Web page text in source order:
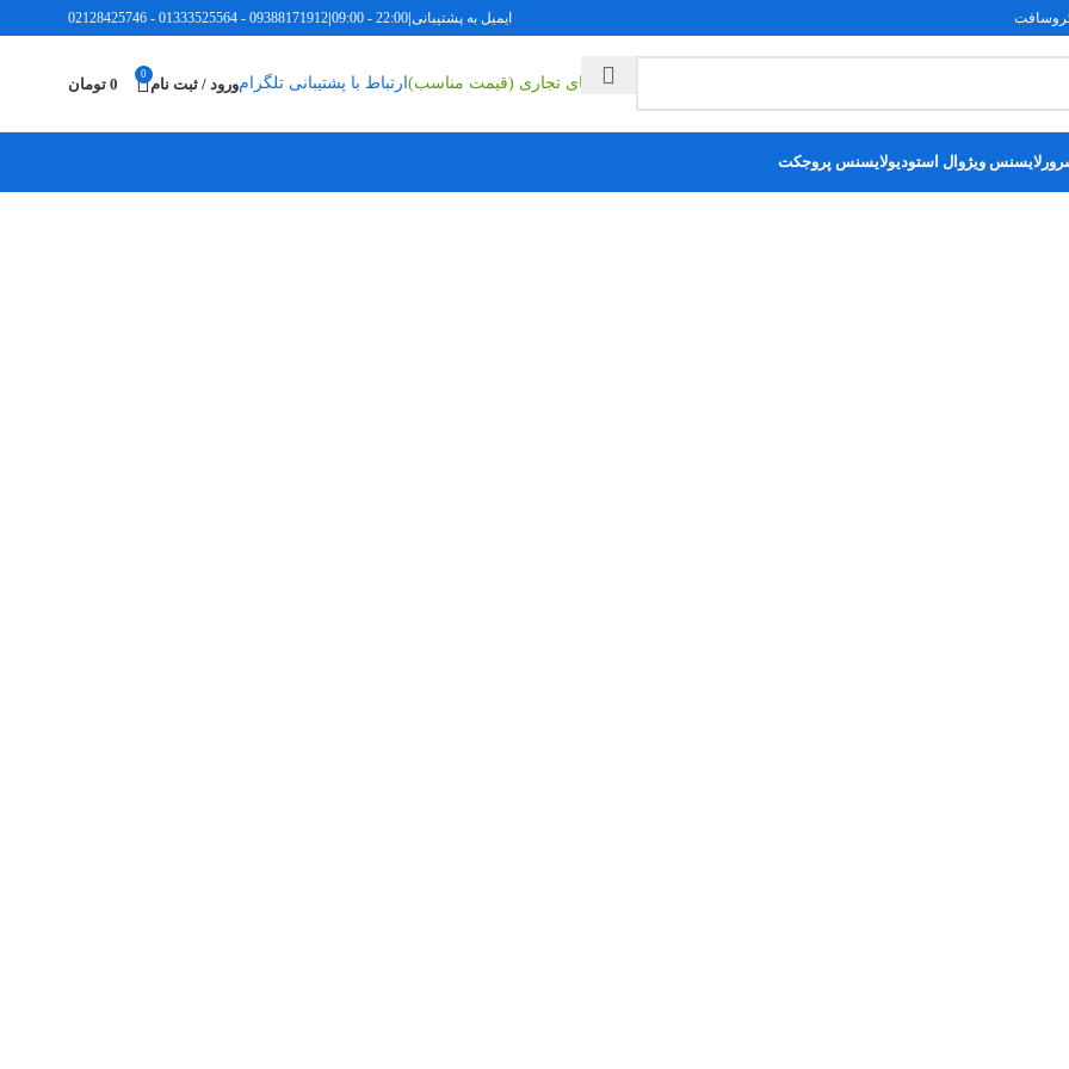
ایمیل به پشتیبانی|
22:00 - 09:00
|
09388171912
-
01333525564
-
02128425746
راهکارهای تجاری (قیمت مناسب)ارتباط با پشتیبانی تلگرامورود / ثبت نام
0
0 تومان
لایسنس ویژوال استودیولایسنس پروجکت